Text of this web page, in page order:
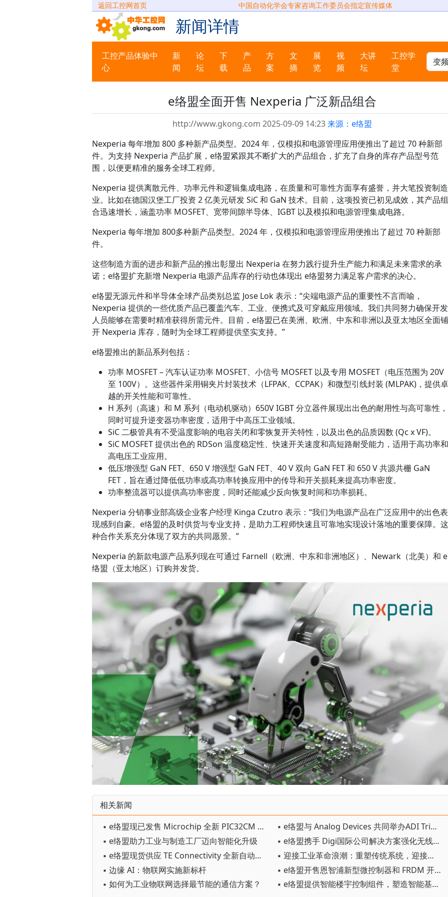
返回工控网首页 中国自动化学会专家咨询工作委员会指定宣传媒体
新闻详情
工控产品体验中
心
新
闻
论
坛
下
载
产
品
方
案
文
摘
展
览
视
频
大讲
坛
工控学
堂
e络盟全面开售 Nexperia 广泛新品组合
http://www.gkong.com 2025-09-09 14:23来源：e络盟
Nexperia 每年增加 800 多种新产品类型。2024 年，仅模拟和电源管理应用便推出了超过 70 种新部
件。为支持 Nexperia 产品扩展，e络盟紧跟其不断扩大的产品组合，扩充了自身的库存产品型号范
围，以便更精准的服务全球工程师。
Nexperia 提供离散元件、功率元件和逻辑集成电路，在质量和可靠性方面享有盛誉，并大笔投资制造
业。比如在德国汉堡工厂投资 2 亿美元研发 SiC 和 GaN 技术。目前，这项投资已初见成效，其产品组
合迅速增长，涵盖功率 MOSFET、宽带间隙半导体、IGBT 以及模拟和电源管理集成电路。
Nexperia 每年增加 800多种新产品类型。2024 年，仅模拟和电源管理应用便推出了超过 70 种新部
件。
这些制造方面的进步和新产品的推出彰显出 Nexperia 在努力践行提升生产能力和满足未来需求的承
诺；e络盟扩充新增 Nexperia 电源产品库存的行动也体现出 e络盟努力满足客户需求的决心。
e络盟无源元件和半导体全球产品类别总监 Jose Lok 表示：“尖端电源产品的重要性不言而喻，
Nexperia 提供的一些优质产品已覆盖汽车、工业、便携式及可穿戴应用领域。我们共同努力确保开发
人员能够在需要时精准获得所需元件。目前，e络盟已在美洲、欧洲、中东和非洲以及亚太地区全面铺
开 Nexperia 库存，随时为全球工程师提供坚实支持。”
e络盟推出的新品系列包括：
功率 MOSFET – 汽车认证功率 MOSFET、小信号 MOSFET 以及专用 MOSFET（电压范围为 20V
至 100V）。这些器件采用铜夹片封装技术（LFPAK、CCPAK）和微型引线封装 (MLPAK)，提供卓
越的开关性能和可靠性。
H 系列（高速）和 M 系列（电动机驱动）650V IGBT 分立器件展现出出色的耐用性与高可靠性，
同时可提升逆变器功率密度，适用于中高压工业领域。
SiC 二极管具有不受温度影响的电容关闭和零恢复开关特性，以及出色的品质因数 (Qc x VF)。
SiC MOSFET 提供出色的 RDSon 温度稳定性、快速开关速度和高短路耐受能力，适用于高功率和
高电压工业应用。
低压增强型 GaN FET、650 V 增强型 GaN FET、40 V 双向 GaN FET 和 650 V 共源共栅 GaN
FET，旨在通过降低低功率或高功率转换应用中的传导和开关损耗来提高功率密度。
功率整流器可以提供高功率密度，同时还能减少反向恢复时间和功率损耗。
Nexperia 分销事业部高级企业客户经理 Kinga Czutro 表示：“我们为电源产品在广泛应用中的出色表
现感到自豪。e络盟的及时供货与专业支持，是助力工程师快速且可靠地实现设计落地的重要保障。这
种合作关系充分体现了双方的共同愿景。”
Nexperia 的新款电源产品系列现在可通过 Farnell（欧洲、中东和非洲地区）、Newark（北美）和 e
络盟（亚太地区）订购并发货。
相关新闻
▪ e络盟现已发售 Microchip 全新 PIC32CM PL10 微控制器，以 8 位简易设计实现 32 位性能
▪ e络盟与 Analog Devices 共同举办ADI Trinamic 智能控制方案在线研讨会
▪ e络盟助力工业与制造工厂迈向智能化升级
▪ e络盟携手 Digi国际公司解决方案强化无线连接产品线
▪ e络盟现货供应 TE Connectivity 全新自动化解决方案
▪ 迎接工业革命浪潮：重塑传统系统，迎接未来机遇
▪ 边缘 AI：物联网实施新标杆
▪ e络盟开售恩智浦新型微控制器和 FRDM 开发板
▪ 如何为工业物联网选择最节能的通信方案？
▪ e络盟提供智能楼宇控制组件，塑造智能基础设施的未来